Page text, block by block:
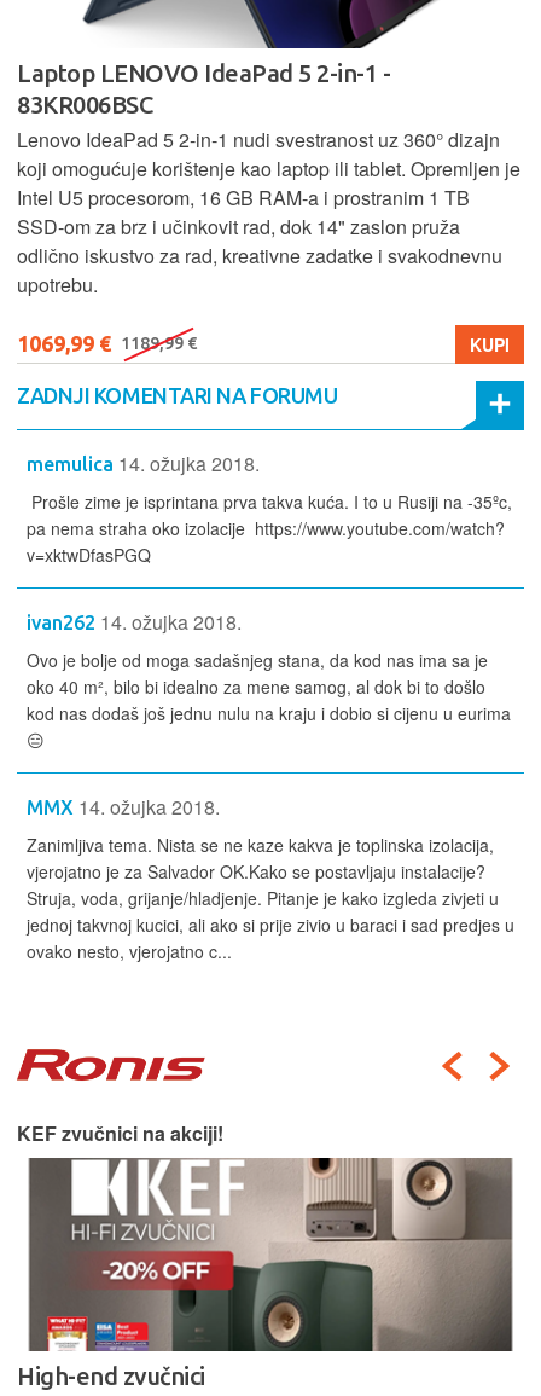
Laptop LENOVO IdeaPad 5 2-in-1 -
83KR006BSC
Lenovo IdeaPad 5 2‑in‑1 nudi svestranost uz 360° dizajn
koji omogućuje korištenje kao laptop ili tablet. Opremljen je
Intel U5 procesorom, 16 GB RAM-a i prostranim 1 TB
SSD‑om za brz i učinkovit rad, dok 14" zaslon pruža
odlično iskustvo za rad, kreativne zadatke i svakodnevnu
upotrebu.
1069,99 € 1189,99 € KUPI
ZADNJI KOMENTARI NA FORUMU
memulica 14. ožujka 2018.
Prošle zime je isprintana prva takva kuća. I to u Rusiji na -35ºc,
pa nema straha oko izolacije https://www.youtube.com/watch?
v=xktwDfasPGQ
ivan262 14. ožujka 2018.
Ovo je bolje od moga sadašnjeg stana, da kod nas ima sa je
oko 40 m², bilo bi idealno za mene samog, al dok bi to došlo
kod nas dodaš još jednu nulu na kraju i dobio si cijenu u eurima
😑
MMX 14. ožujka 2018.
Zanimljiva tema. Nista se ne kaze kakva je toplinska izolacija,
vjerojatno je za Salvador OK.Kako se postavljaju instalacije?
Struja, voda, grijanje/hladjenje. Pitanje je kako izgleda zivjeti u
jednoj takvnoj kucici, ali ako si prije zivio u baraci i sad predjes u
ovako nesto, vjerojatno c...
KEF zvučnici na akciji!
High-end zvučnici